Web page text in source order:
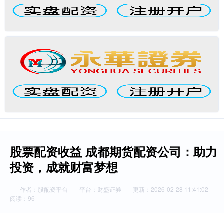
股票配资收益 成都期货配资公司：助力
投资，成就财富梦想
作者：股配资平台 平台：财盛证券
更新：2026-02-28 11:41:02
阅读：96